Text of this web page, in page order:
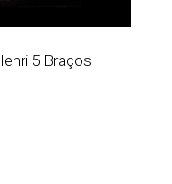
5 Braços